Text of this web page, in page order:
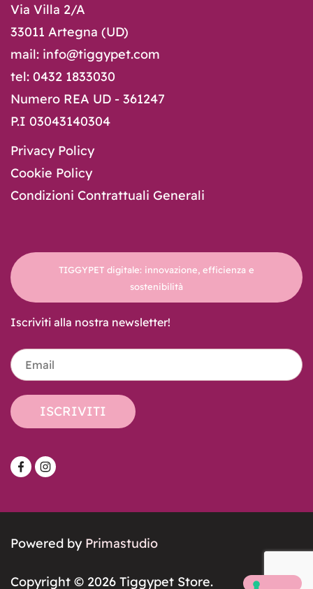
Via Villa 2/A
33011 Artegna (UD)
mail: info@tiggypet.com
tel: 0432 1833030
Numero REA UD - 361247
P.I 03043140304
Privacy Policy
Cookie Policy
Condizioni Contrattuali Generali
TIGGYPET digitale: innovazione, efficienza e
sostenibilità
Iscriviti alla nostra newsletter!
Copyright © 2026 Tiggypet Store.
Powered by Primastudio